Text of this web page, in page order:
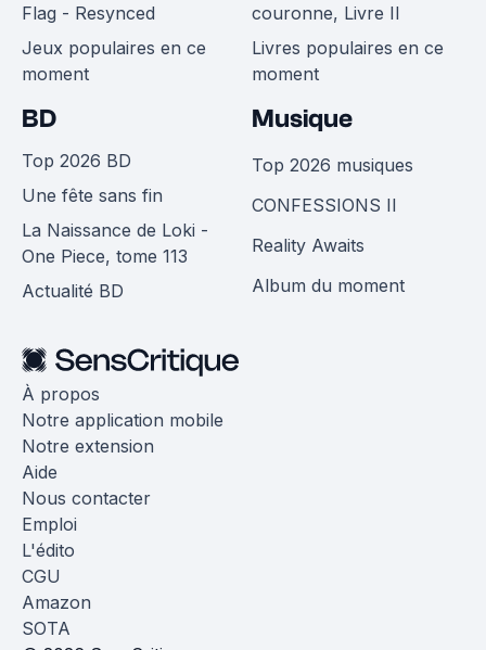
Flag - Resynced
Jeux populaires en ce
moment
couronne, Livre II
Livres populaires en ce
moment
BD
Top 2026 BD
Une fête sans fin
La Naissance de Loki -
One Piece, tome 113
Actualité BD
Musique
Top 2026 musiques
CONFESSIONS II
Reality Awaits
Album du moment
À propos
Notre application mobile
Notre extension
Aide
Nous contacter
Emploi
L'édito
CGU
Amazon
SOTA